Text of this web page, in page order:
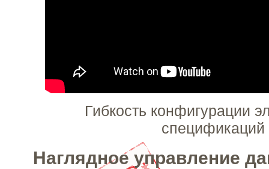
Гибкость конфигурации
спецификаций
Наглядное управление